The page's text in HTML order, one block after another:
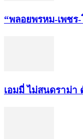
“พลอยพรหม-เพชร
เอมมี่ ไม่สนดราม่า